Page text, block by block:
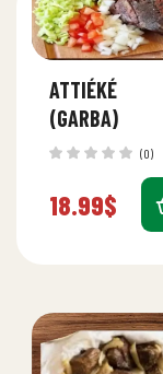
ATTIÉKÉ
(GARBA)
(0)
18.99$